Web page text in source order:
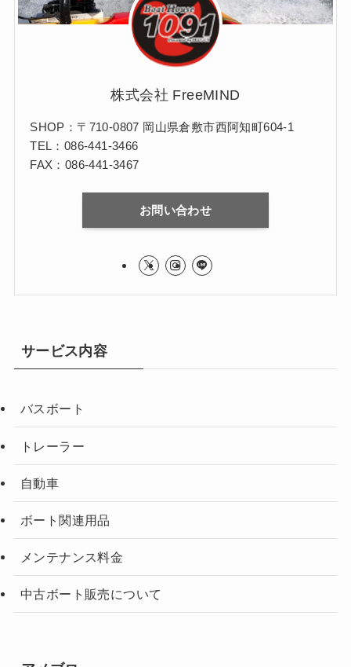
株式会社 FreeMIND
SHOP：〒710-0807 岡山県倉敷市西阿知町604-1
TEL：086-441-3466
FAX：086-441-3467
お問い合わせ
サービス内容
バスボート
トレーラー
自動車
ボート関連用品
メンテナンス料金
中古ボート販売について